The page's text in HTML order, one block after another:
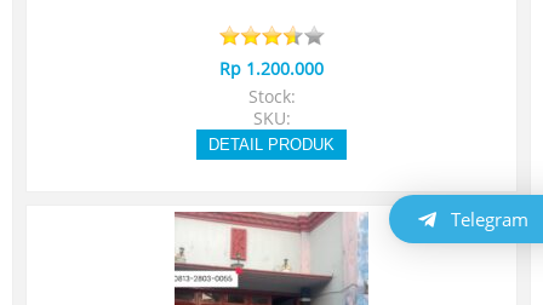
Rp 1.200.000
Stock:
SKU:
DETAIL PRODUK
Telegram